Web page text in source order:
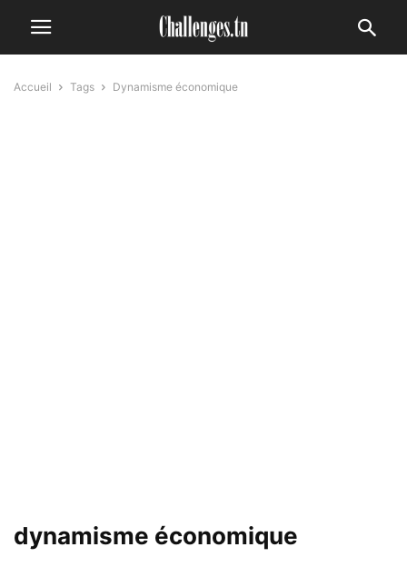
Accueil Tags Dynamisme économique
dynamisme économique